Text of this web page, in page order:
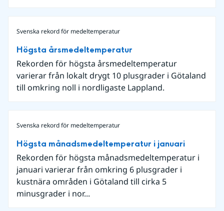
Svenska rekord för medeltemperatur
Högsta årsmedeltemperatur
Rekorden för högsta årsmedeltemperatur
varierar från lokalt drygt 10 plusgrader i Götaland
till omkring noll i nordligaste Lappland.
Svenska rekord för medeltemperatur
Högsta månadsmedeltemperatur i januari
Rekorden för högsta månadsmedeltemperatur i
januari varierar från omkring 6 plusgrader i
kustnära områden i Götaland till cirka 5
minusgrader i nor...